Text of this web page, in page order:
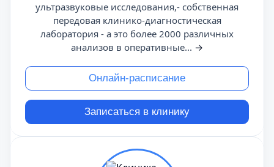
ультразвуковые исследования,- собственная
передовая клинико-диагностическая
лаборатория - а это более 2000 различных
анализов в оперативные... →
Онлайн-расписание
Записаться в клинику